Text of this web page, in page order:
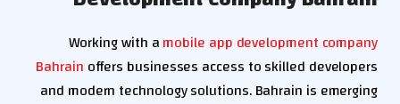
Working with amobile app development company
Bahrain offers businesses access to skilled developers
and modern technology solutions. Bahrain is emerging